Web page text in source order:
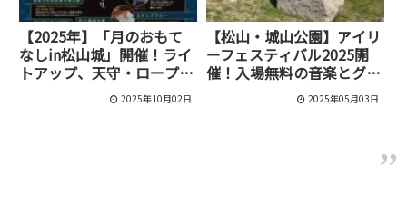
【2025年】「月のおもて
なしin松山城」開催！ライ
トアップ、天守・ロープウ
ェイ夜間営業、イベント情
報を完全ガイド
2025年10月02日
【松山・城山公園】アイリ
ーフェスティバル2025開
催！入場無料の音楽とグル
メの祭典！GW明けも楽し
2025年05月03日